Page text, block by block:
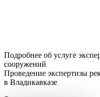
Подробнее об услуге
сооружений
Проведение экспертизы
в Владикавказе